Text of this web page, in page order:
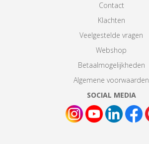
Contact
Klachten
Veelgestelde vragen
Webshop
Betaalmogelijkheden
Algemene voorwaarden
SOCIAL MEDIA